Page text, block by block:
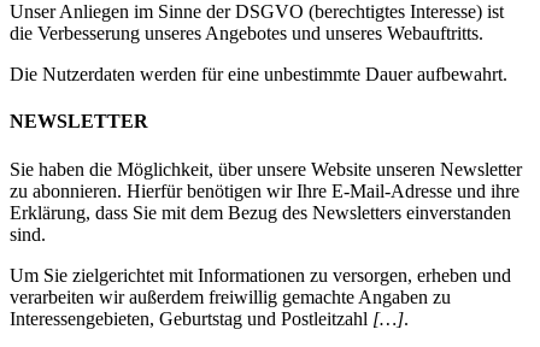
Unser Anliegen im Sinne der DSGVO (berechtigtes Interesse) ist
die Verbesserung unseres Angebotes und unseres Webauftritts.
Die Nutzerdaten werden für eine unbestimmte Dauer aufbewahrt.
NEWSLETTER
Sie haben die Möglichkeit, über unsere Website unseren Newsletter
zu abonnieren. Hierfür benötigen wir Ihre E-Mail-Adresse und ihre
Erklärung, dass Sie mit dem Bezug des Newsletters einverstanden
sind.
Um Sie zielgerichtet mit Informationen zu versorgen, erheben und
verarbeiten wir außerdem freiwillig gemachte Angaben zu
Interessengebieten, Geburtstag und Postleitzahl […].